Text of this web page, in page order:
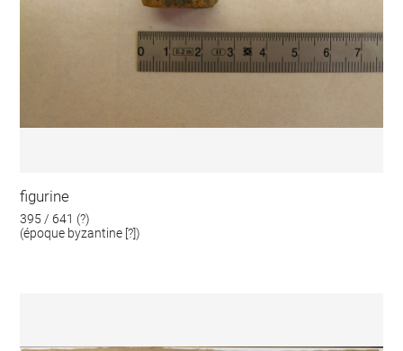
figurine
395 / 641 (?)
(époque byzantine [?])